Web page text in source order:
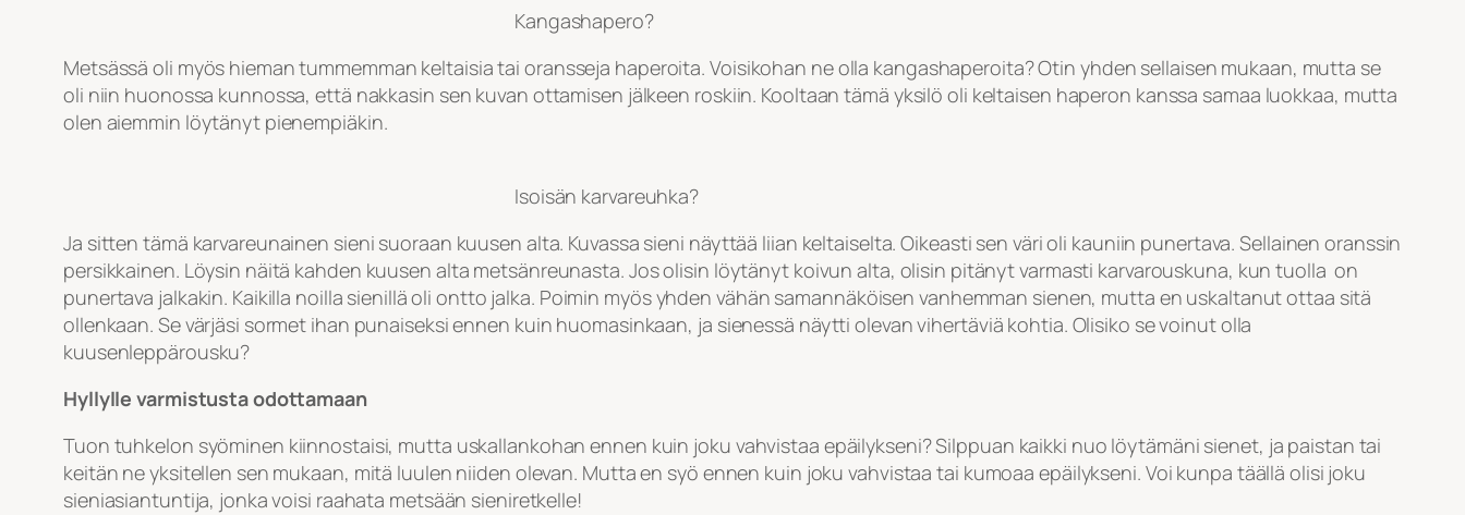
Kangashapero?
Metsässä oli myös hieman tummemman keltaisia tai oransseja haperoita. Voisikohan ne olla kangashaperoita? Otin yhden sellaisen mukaan, mutta se
oli niin huonossa kunnossa, että nakkasin sen kuvan ottamisen jälkeen roskiin. Kooltaan tämä yksilö oli keltaisen haperon kanssa samaa luokkaa, mutta
olen aiemmin löytänyt pienempiäkin.
Isoisän karvareuhka?
Ja sitten tämä karvareunainen sieni suoraan kuusen alta. Kuvassa sieni näyttää liian keltaiselta. Oikeasti sen väri oli kauniin punertava. Sellainen oranssin
persikkainen. Löysin näitä kahden kuusen alta metsänreunasta. Jos olisin löytänyt koivun alta, olisin pitänyt varmasti karvarouskuna, kun tuolla on
punertava jalkakin. Kaikilla noilla sienillä oli ontto jalka. Poimin myös yhden vähän samannäköisen vanhemman sienen, mutta en uskaltanut ottaa sitä
ollenkaan. Se värjäsi sormet ihan punaiseksi ennen kuin huomasinkaan, ja sienessä näytti olevan vihertäviä kohtia. Olisiko se voinut olla
kuusenleppärousku?
Hyllylle varmistusta odottamaan
Tuon tuhkelon syöminen kiinnostaisi, mutta uskallankohan ennen kuin joku vahvistaa epäilykseni? Silppuan kaikki nuo löytämäni sienet, ja paistan tai
keitän ne yksitellen sen mukaan, mitä luulen niiden olevan. Mutta en syö ennen kuin joku vahvistaa tai kumoaa epäilykseni. Voi kunpa täällä olisi joku
sieniasiantuntija, jonka voisi raahata metsään sieniretkelle!